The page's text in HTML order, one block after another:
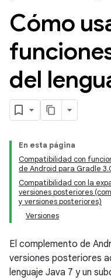
Cómo
del
En esta página
Compatibilidad con
de Android para Gradle
Compatibilidad con la
versiones posteriores
y versiones posteriores)
Versiones
El complemento de
versiones posteriores
lenguaje Java 7 y un